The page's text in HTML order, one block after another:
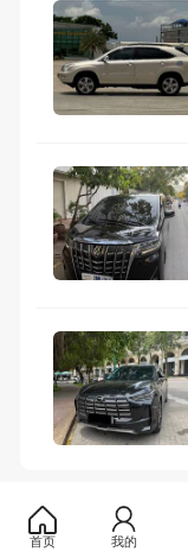
首页 我的